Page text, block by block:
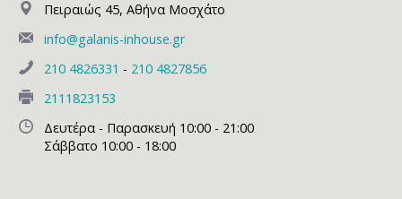
Πειραιώς 45, Αθήνα Μοσχάτο
info@galanis-inhouse.gr
210 4826331 - 210 4827856
2111823153
Δευτέρα - Παρασκευή 10:00 - 21:00
Σάββατο 10:00 - 18:00